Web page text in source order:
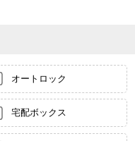
オートロック
宅配ボックス